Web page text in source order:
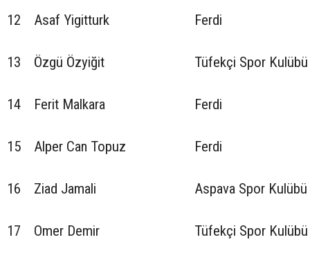
12 Asaf Yigitturk Ferdi
13 Özgü Özyiğit Tüfekçi Spor Kulübü
14 Ferit Malkara Ferdi
15 Alper Can Topuz Ferdi
16 Ziad Jamali Aspava Spor Kulübü
17 Omer Demir Tüfekçi Spor Kulübü